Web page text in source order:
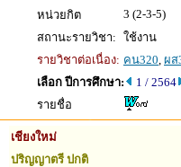
หน่วยกิต
3 (2-3-5)
สถานะรายวิชา: ใช้งาน
รายวิชาต่อเนื่อง: คน320, ผส
เลือก ปีการศึกษา:
1 / 2564
รายชื่อ
เชียงใหม่
ปริญญาตรี ปกติ